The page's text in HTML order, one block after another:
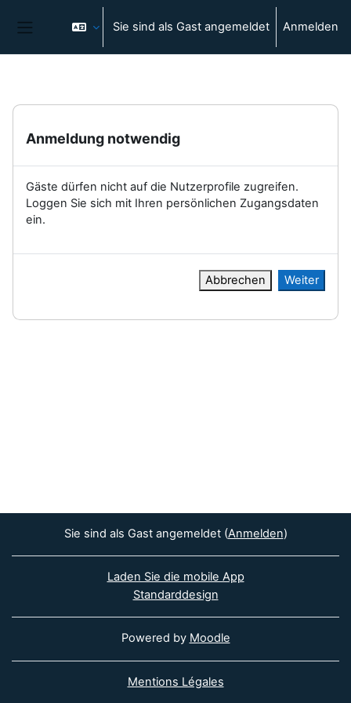
Sie sind als Gast angemeldet Anmelden
Anmeldung notwendig
Gäste dürfen nicht auf die Nutzerprofile zugreifen.
Loggen Sie sich mit Ihren persönlichen Zugangsdaten
ein.
Abbrechen Weiter
Sie sind als Gast angemeldet (Anmelden)
Laden Sie die mobile App
Standarddesign
Powered by Moodle
Mentions Légales